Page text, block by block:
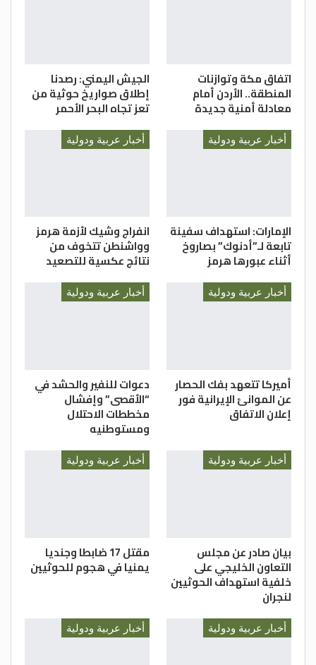
اتفاق مكة وتوازنات
المنطقة.. الأردن أمام
معادلة أمنية جديدة
الجيش اليمني: رصدنا
إطلاق صواريخ حوثية من
تعز تجاه البحر الأحمر
أخبار عربية ودولية
الإمارات: استهداف سفينة
تابعة لـ”أدنوك” بصاروخ
أثناء عبورها هرمز
أخبار عربية ودولية
انفراج وشيك لأزمة هرمز
وواشنطن تتخوف من
نتائج عكسية للتصعيد
أخبار عربية ودولية
أميركا تتعهد بفك الحصار
عن الموانئ الإيرانية فور
إعلان الاتفاق
أخبار عربية ودولية
دعوات للنفير والحشد في
“الأقصى” وإفشال
مخططات الاحتلال
ومستوطنيه
أخبار عربية ودولية
بيان صادر عن مجلس
التعاون الخليجي على
خلفية استهداف الحوثيين
لنجران
أخبار عربية ودولية
مقتل 17 ضابطا وجنديا
يمنيا في هجوم للحوثيين
أخبار عربية ودولية أخبار عربية ودولية